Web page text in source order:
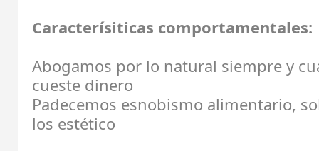
Caracterísiticas comportamentales:
Abogamos por lo natural siempre y
cueste dinero
Padecemos esnobismo alimentario,
los estético